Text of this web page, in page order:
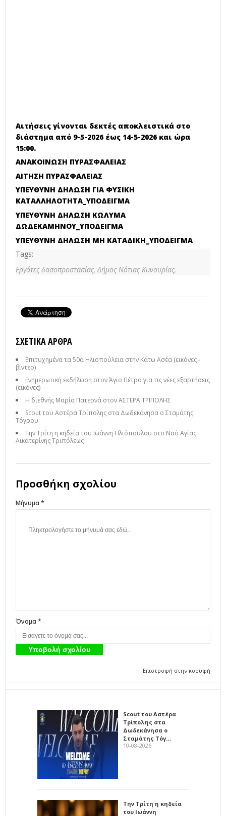
Αιτήσεις γίνονται δεκτές αποκλειστικά στο
διάστημα από 9-5-2026 έως 14-5-2026 και ώρα
15:00.
ΑΝΑΚΟΙΝΩΣΗ ΠΥΡΑΣΦΑΛΕΙΑΣ
ΑΙΤΗΣΗ ΠΥΡΑΣΦΑΛΕΙΑΣ
ΥΠΕΥΘΥΝΗ ΔΗΛΩΣΗ ΓΙΑ ΦΥΣΙΚΗ
ΚΑΤΑΛΛΗΛΟΤΗΤΑ_ΥΠΟΔΕΙΓΜΑ
ΥΠΕΥΘΥΝΗ ΔΗΛΩΣΗ ΚΩΛΥΜΑ
ΔΩΔΕΚΑΜΗΝΟΥ_ΥΠΟΔΕΙΓΜΑ
ΥΠΕΥΘΥΝΗ ΔΗΛΩΣΗ ΜΗ ΚΑΤΑΔΙΚΗ_ΥΠΟΔΕΙΓΜΑ
Tags:
Εργάτες δασοπροστασίας,Δήμος Νότιας Κυνουρίας,
ΣΧΕΤΙΚΆ ΆΡΘΡΑ
Επιτυχημένα τα 50α Ηλιοπούλεια στην Κάτω Ασέα (εικόνες -
βίντεο)
Ενημερωτική εκδήλωση στον Άγιο Πέτρο για τις νέες εξαρτήσεις
(εικόνες)
Η διεθνής Μαρία Πατερνά στον ΑΣΤΕΡΑ ΤΡΙΠΟΛΗΣ
Scout του Αστέρα Τρίπολης στα Δωδεκάνησα ο Σταμάτης
Τόγρου
Την Τρίτη η κηδεία του Ιωάννη Ηλιόπουλου στο Ναό Αγίας
Αικατερίνης Τριπόλεως
Προσθήκη σχολίου
Μήνυμα *
Όνομα *
Επιστροφή στην κορυφή
Scout του Αστέρα
Τρίπολης στα
Δωδεκάνησα ο
Σταμάτης Τόγ…
10-08-2026
Την Τρίτη η κηδεία
του Ιωάννη